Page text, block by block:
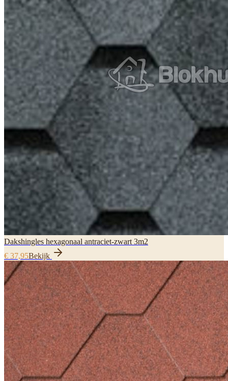
Dakshingles hexagonaal antraciet-zwart 3m2
€ 37,95Bekijk